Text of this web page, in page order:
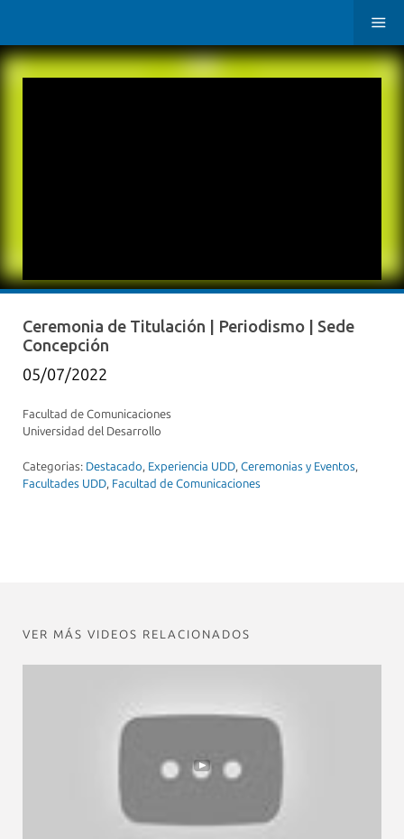
Ceremonia de Titulación | Periodismo | Sede
Concepción
05/07/2022
Facultad de Comunicaciones
Universidad del Desarrollo
Categorias: Destacado, Experiencia UDD, Ceremonias y Eventos,
Facultades UDD, Facultad de Comunicaciones
VER MÁS VIDEOS RELACIONADOS